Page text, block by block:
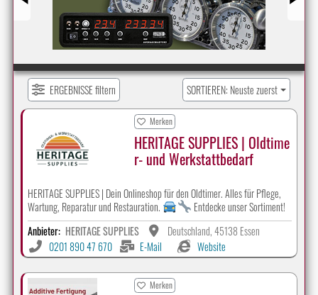
ERGEBNISSE filtern SORTIEREN: Neuste zuerst
Merken
HERITAGE SUPPLIES | Oldtime
r- und Werkstattbedarf
HERITAGE SUPPLIES | Dein Onlineshop für den Oldtimer. Alles für Pflege,
Wartung, Reparatur und Restauration.
Entdecke unser Sortiment!
Anbieter: HERITAGE SUPPLIES
Deutschland, 45138 Essen
0201 890 47 670
E-Mail Website
Merken